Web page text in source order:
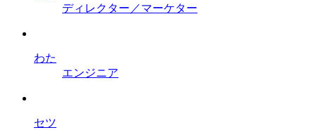
ディレクター／マーケター
わた
エンジニア
セツ